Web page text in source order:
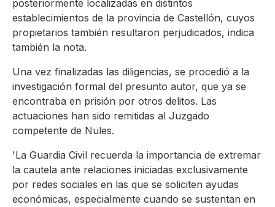
posteriormente localizadas en distintos
establecimientos de la provincia de Castellón, cuyos
propietarios también resultaron perjudicados, indica
también la nota.
Una vez finalizadas las diligencias, se procedió a la
investigación formal del presunto autor, que ya se
encontraba en prisión por otros delitos. Las
actuaciones han sido remitidas al Juzgado
competente de Nules.
'La Guardia Civil recuerda la importancia de extremar
la cautela ante relaciones iniciadas exclusivamente
por redes sociales en las que se soliciten ayudas
económicas, especialmente cuando se sustentan en